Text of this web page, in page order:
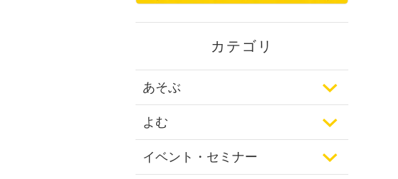
カテゴリ
あそぶ
よむ
イベント・セミナー